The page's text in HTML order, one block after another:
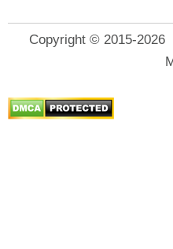
Copyright © 2015-